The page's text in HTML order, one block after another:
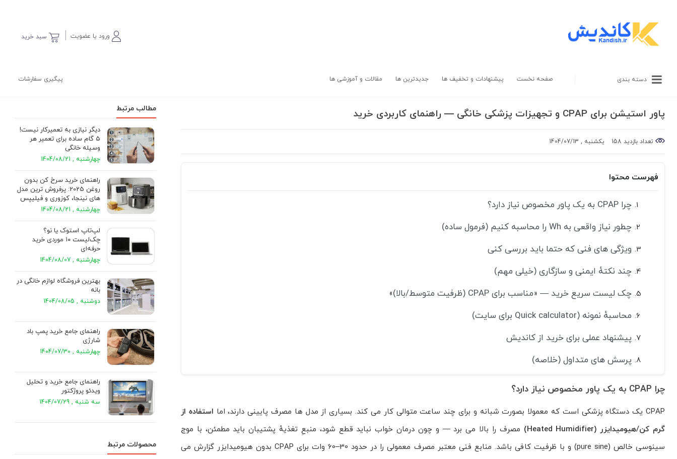
سبد خرید ورود یا عضویت
دسته بندی صفحه نخست پیشنهادات و تخفیف ها جدیدترین ها مقالات و آموزشی ها پیگیری سفارشات
پاور استیشن برای CPAP و تجهیزات پزشکی خانگی — راهنمای کاربردی خرید
تعداد بازدید 158 یکشنبه , 1404/07/13
فهرست محتوا
چرا CPAP به یک پاور مخصوص نیاز دارد؟
چطور نیاز واقعی به Wh را محاسبه کنیم (فرمول ساده)
ویژگی های فنی که حتما باید بررسی کنی
چند نکتهٔ ایمنی و سازگاری (خیلی مهم)
چک لیست سریع خرید — «مناسب برای CPAP (ظرفیت متوسط/بالا)»
محاسبهٔ نمونه (Quick calculator برای سایت)
پیشنهاد عملی برای خرید از کاندیش
پرسش های متداول (خلاصه)
چرا CPAP به یک پاور مخصوص نیاز دارد؟
CPAP یک دستگاه پزشکی است که معمولا بصورت شبانه و برای چند ساعت متوالی کار می کند. بسیاری از مدل ها مصرف پایینی دارند، اما
استفاده از
گرم کن/هیومیدایزر (Heated Humidifier)
مصرف را بالا می برد — و چون درمان خواب نباید قطع شود، منبعِ تغذیهٔ پشتیبان باید مطمئن، با موج
سینوسی خالص (pure sine) و با ظرفیت کافی باشد. منابع فنی معتبر مصرف معمولی را در حدود 30–60 وات برای CPAP بدون هیومیدایزر گزارش می
مطالب مرتبط
دیگر نیازی به تعمیرکار نیست!
۵ گام ساده برای تعمیر هر
وسیله خانگی
چهارشنبه , 1404/08/21
راهنمای خرید سرخ کن بدون
روغن 2025: پرفروش ترین مدل
های نینجا، کوزوری و فیلیپس
چهارشنبه , 1404/08/21
لپ‌تاپ استوک یا نو؟
چک‌لیست ۱۰ موردی خرید
حرفه‌ای
چهارشنبه , 1404/08/07
بهترین فروشگاه لوازم خانگی در
بانه
دوشنبه , 1404/08/05
راهنمای جامع خرید پمپ باد
شارژی
چهارشنبه , 1404/07/30
راهنمای جامع خرید و تحلیل
ویدئو پروژکتور
سه شنبه , 1404/07/29
محصولات مرتبط